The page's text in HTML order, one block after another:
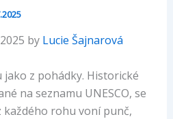
by Lucie Šajnarová
jako z pohádky. Historické
na seznamu UNESCO, se
každého rohu voní punč,